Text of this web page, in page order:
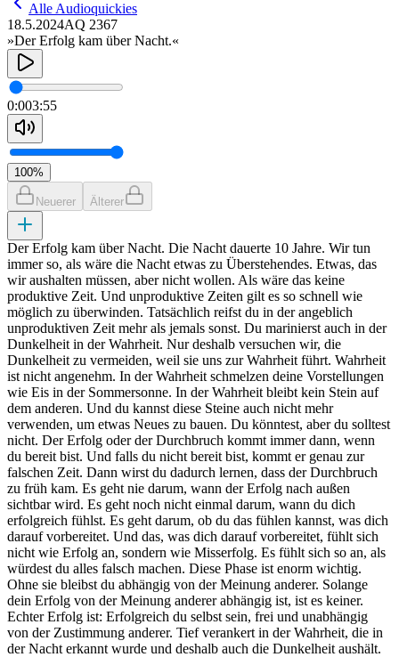
Alle Audioquickies
18.5.2024AQ 2367
»Der Erfolg kam über Nacht.«
0:003:55
100%
Neuerer Älterer
Der Erfolg kam über Nacht. Die Nacht dauerte 10 Jahre. Wir tun
immer so, als wäre die Nacht etwas zu Überstehendes. Etwas, das
wir aushalten müssen, aber nicht wollen. Als wäre das keine
produktive Zeit. Und unproduktive Zeiten gilt es so schnell wie
möglich zu überwinden. Tatsächlich reifst du in der angeblich
unproduktiven Zeit mehr als jemals sonst. Du marinierst auch in der
Dunkelheit in der Wahrheit. Nur deshalb versuchen wir, die
Dunkelheit zu vermeiden, weil sie uns zur Wahrheit führt. Wahrheit
ist nicht angenehm. In der Wahrheit schmelzen deine Vorstellungen
wie Eis in der Sommersonne. In der Wahrheit bleibt kein Stein auf
dem anderen. Und du kannst diese Steine auch nicht mehr
verwenden, um etwas Neues zu bauen. Du könntest, aber du solltest
nicht. Der Erfolg oder der Durchbruch kommt immer dann, wenn
du bereit bist. Und falls du nicht bereit bist, kommt er genau zur
falschen Zeit. Dann wirst du dadurch lernen, dass der Durchbruch
zu früh kam. Es geht nie darum, wann der Erfolg nach außen
sichtbar wird. Es geht noch nicht einmal darum, wann du dich
erfolgreich fühlst. Es geht darum, ob du das fühlen kannst, was dich
darauf vorbereitet. Und das, was dich darauf vorbereitet, fühlt sich
nicht wie Erfolg an, sondern wie Misserfolg. Es fühlt sich so an, als
würdest du alles falsch machen. Diese Phase ist enorm wichtig.
Ohne sie bleibst du abhängig von der Meinung anderer. Solange
dein Erfolg von der Meinung anderer abhängig ist, ist es keiner.
Echter Erfolg ist: Erfolgreich du selbst sein, frei und unabhängig
von der Zustimmung anderer. Tief verankert in der Wahrheit, die in
der Nacht erkannt wurde und deshalb auch die Dunkelheit aushält.